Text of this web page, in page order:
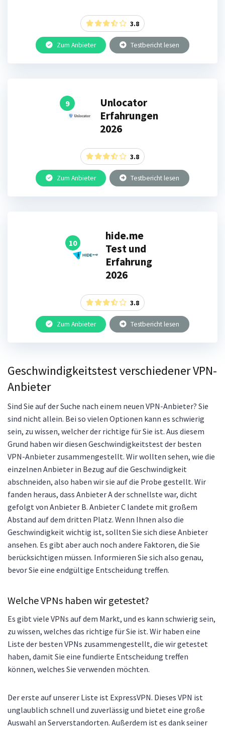
3.8
Zum Anbieter Testbericht lesen
9
Unlocator
Erfahrungen
2026
3.8
Zum Anbieter Testbericht lesen
10
hide.me
Test und
Erfahrung
2026
3.8
Zum Anbieter Testbericht lesen
Geschwindigkeitstest verschiedener VPN-
Anbieter
Sind Sie auf der Suche nach einem neuen VPN-Anbieter? Sie
sind nicht allein. Bei so vielen Optionen kann es schwierig
sein, zu wissen, welcher der richtige für Sie ist. Aus diesem
Grund haben wir diesen Geschwindigkeitstest der besten
VPN-Anbieter zusammengestellt. Wir wollten sehen, wie die
einzelnen Anbieter in Bezug auf die Geschwindigkeit
abschneiden, also haben wir sie auf die Probe gestellt. Wir
fanden heraus, dass Anbieter A der schnellste war, dicht
gefolgt von Anbieter B. Anbieter C landete mit großem
Abstand auf dem dritten Platz. Wenn Ihnen also die
Geschwindigkeit wichtig ist, sollten Sie sich diese Anbieter
ansehen. Es gibt aber auch noch andere Faktoren, die Sie
berücksichtigen müssen. Informieren Sie sich also genau,
bevor Sie eine endgültige Entscheidung treffen.
Welche VPNs haben wir getestet?
Es gibt viele VPNs auf dem Markt, und es kann schwierig sein,
zu wissen, welches das richtige für Sie ist. Wir haben eine
Liste der besten VPNs zusammengestellt, die wir getestet
haben, damit Sie eine fundierte Entscheidung treffen
können, welches Sie verwenden möchten.
Der erste auf unserer Liste ist ExpressVPN. Dieses VPN ist
unglaublich schnell und zuverlässig und bietet eine große
Auswahl an Serverstandorten. Außerdem ist es dank seiner